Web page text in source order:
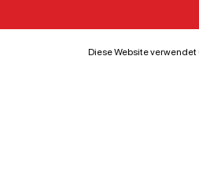
Diese Website